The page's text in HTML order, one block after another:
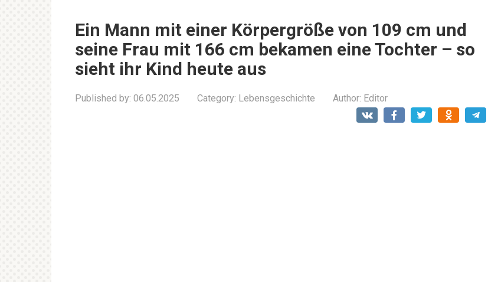
Ein Mann mit einer Körpergröße von 109 cm und
seine Frau mit 166 cm bekamen eine Tochter – so
sieht ihr Kind heute aus
Published by: 06.05.2025 Category: Lebensgeschichte Author: Editor